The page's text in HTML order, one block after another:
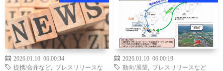
2026.01.10 06:00:34
提携/合弁など
プレスリリースな
2026.01.10 06:00:19
動向/展望
プレスリリースなど